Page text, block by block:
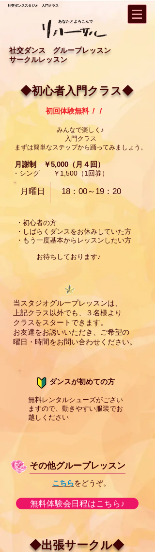
あなたとよろこんで
社交ダンススタジオ 入門クラス
社交ダンス グループレッスン
サークルレッスン
◆初心者入門クラス◆
初回体験無料！！
みんなで楽しく♪
入門クラス
まずは簡単なステップから踊ってみましょう。
月謝制 ￥5,000（月４回）
・シング ￥1,500（1回券）
月曜日 18：00～19：20
・ 初心者の方
・しばらくダンスをお休みしていた方
・もう一度基本からレッスンしたい方
お待ちしております♪
当スタジオグループレッスンは、
上記クラス以外でも、３名様より
クラスをスタートできます。
お友達をお誘いいただき、ご希望の
曜日・時間をお問い合わせください。
ダンスが初めての方
無料レンタルシューズがござい
ますので、動きやすい服装でお
越しください
その他グループレッスン
こちらをどうぞ。
無料体験会日程はこちら♪
◆出張サークル◆